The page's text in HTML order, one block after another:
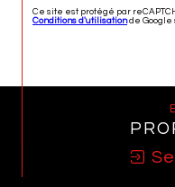
Ce site est protégé par
Conditions d'utilisationde Google